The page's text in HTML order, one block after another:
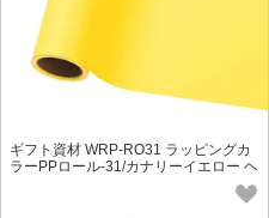
ギフト資材 WRP-RO31 ラッピングカ
ラーPPロール-31/カナリーイエロー ヘ